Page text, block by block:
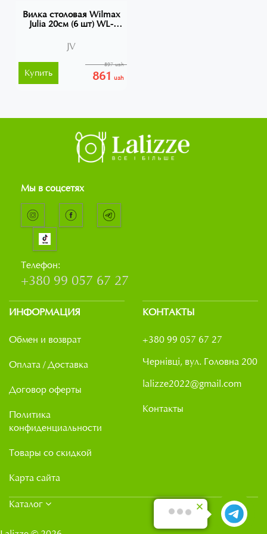
Вилка столовая Wilmax
Julia 20см (6 шт) WL-
JV
861 uah
897 uah
Купить
Мы в соцсетях
Телефон:
+380 99 057 67 27
ИНФОРМАЦИЯ
Обмен и возврат
Оплата / Доставка
Договор оферты
Политика
конфиденциальности
Товары со скидкой
Карта сайта
КОНТАКТЫ
+380 99 057 67 27
Чернівці, вул. Головна 200
lalizze2022@gmail.com
Контакты
Каталог